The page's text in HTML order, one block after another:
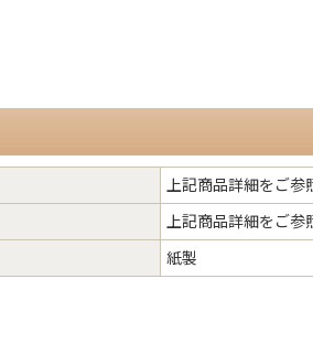
上記商品詳細をご参
上記商品詳細をご参
紙製